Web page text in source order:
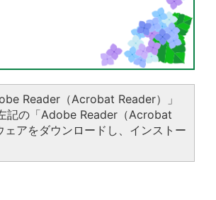
Reader（Acrobat Reader）」
記の「Adobe Reader（Acrobat
アをダウンロードし、インストー